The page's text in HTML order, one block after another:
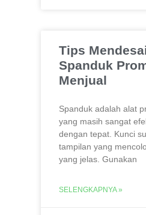
Tips
Spanduk
Menjual
Spanduk adalah alat
yang masih sangat
dengan tepat. Kunci
tampilan yang
yang jelas. Gunakan
SELENGKAPNYA »